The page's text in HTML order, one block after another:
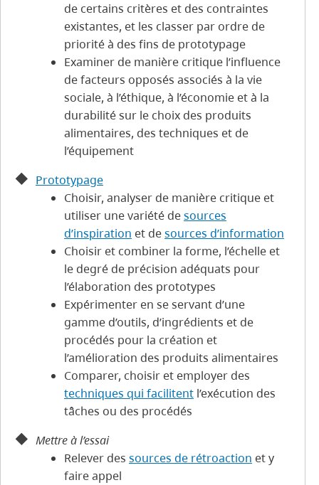
de certains critères et des contraintes
existantes, et les classer par ordre de
priorité à des fins de prototypage
Examiner de manière critique l’influence
de facteurs opposés associés à la vie
sociale, à l’éthique, à l’économie et à la
durabilité sur le choix des produits
alimentaires, des techniques et de
l’équipement
Prototypage
Choisir, analyser de manière critique et
utiliser une variété desources
d’inspiration et desources d’information
Choisir et combiner la forme, l’échelle et
le degré de précision adéquats pour
l’élaboration des prototypes
Expérimenter en se servant d’une
gamme d’outils, d’ingrédients et de
procédés pour la création et
l’amélioration des produits alimentaires
Comparer, choisir et employer des
techniques qui facilitent l’exécution des
tâches ou des procédés
Mettre à l’essai
Relever des sources de rétroaction et y
faire appel